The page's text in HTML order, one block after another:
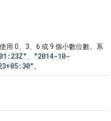
用 0、3、6 或 9 個小數位數。系
"2014-10-
。